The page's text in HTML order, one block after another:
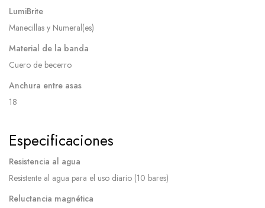
LumiBrite
Manecillas y Numeral(es)
Material de la banda
Cuero de becerro
Anchura entre asas
18
Especificaciones
Resistencia al agua
Resistente al agua para el uso diario (10 bares)
Reluctancia magnética